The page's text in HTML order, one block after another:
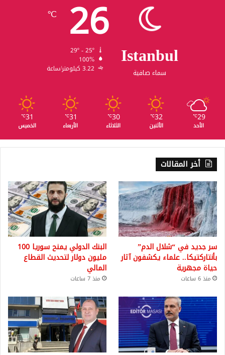
Istanbul
سماء صافية
26
℃
100%
3.22 كيلومتر/ساعة
29
℃
الأحد
32
℃
الأثنين
30
℃
الثلاثاء
31
℃
الأربعاء
31
℃
الخميس
أخر المقالات
سر جديد في “شلال الدم”
بأنتاركتيكا.. علماء يكشفون آثار
حياة مجهرية
منذ 6 ساعات
البنك الدولي يمنح سوريا 100
مليون دولار لتحديث القطاع
المالي
منذ 7 ساعات